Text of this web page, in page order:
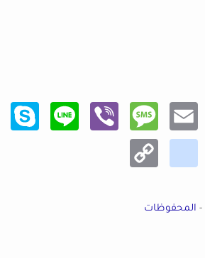
Email
Mess
age
Viber
Line
Skype
Copy
Link
- المحفوظات